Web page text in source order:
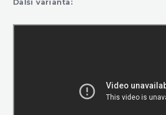
Další varianta: